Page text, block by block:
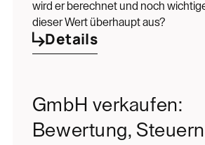
wird er berechnet und noch
dieser Wert überhaupt aus?
Details
GmbH verkaufen:
Bewertung,